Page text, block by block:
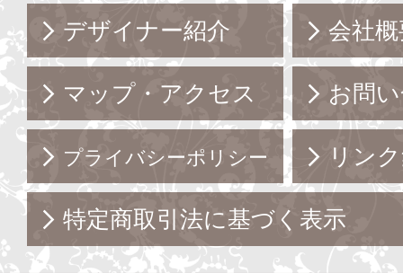
デザイナー紹介 会社
マップ・アクセス お問
プライバシーポリシー リン
特定商取引法に基づく表示